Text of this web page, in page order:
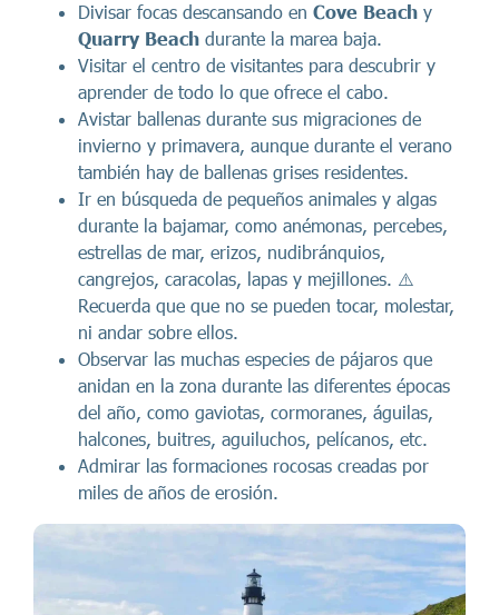
Divisar focas descansando en Cove Beach y
Quarry Beach durante la marea baja.
Visitar el centro de visitantes para descubrir y
aprender de todo lo que ofrece el cabo.
Avistar ballenas durante sus migraciones de
invierno y primavera, aunque durante el verano
también hay de ballenas grises residentes.
Ir en búsqueda de pequeños animales y algas
durante la bajamar, como anémonas, percebes,
estrellas de mar, erizos, nudibránquios,
cangrejos, caracolas, lapas y mejillones. ⚠️
Recuerda que que no se pueden tocar, molestar,
ni andar sobre ellos.
Observar las muchas especies de pájaros que
anidan en la zona durante las diferentes épocas
del año, como gaviotas, cormoranes, águilas,
halcones, buitres, aguiluchos, pelícanos, etc.
Admirar las formaciones rocosas creadas por
miles de años de erosión.